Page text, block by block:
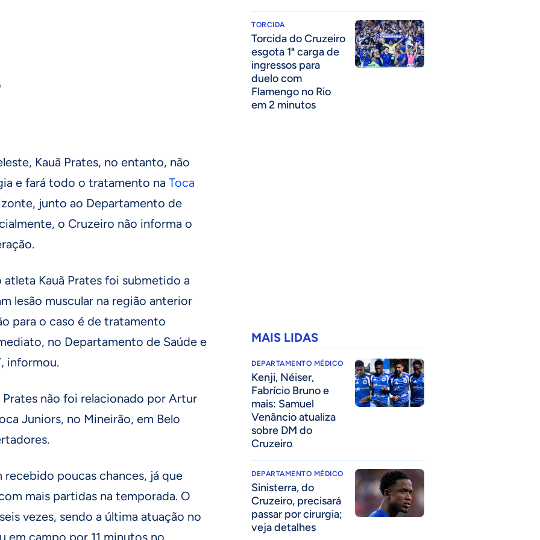
Kauã Prates, no entanto, não
e fará todo o tratamento na Toca
junto ao Departamento de
o Cruzeiro não informa o
Kauã Prates foi submetido a
lesão muscular na região anterior
para o caso é de tratamento
no Departamento de Saúde e
informou.
não foi relacionado por Artur
Juniors, no Mineirão, em Belo
recebido poucas chances, já que
mais partidas na temporada. O
vezes, sendo a última atuação no
em campo por 11 minutos no
TORCIDA
Torcida do Cruzeiro
esgota 1ª carga de
ingressos para
duelo com
Flamengo no Rio
em 2 minutos
MAIS LIDAS
DEPARTAMENTO MÉDICO
Kenji, Néiser,
Fabrício Bruno e
mais: Samuel
Venâncio atualiza
sobre DM do
Cruzeiro
DEPARTAMENTO MÉDICO
Sinisterra, do
Cruzeiro, precisará
passar por cirurgia;
veja detalhes